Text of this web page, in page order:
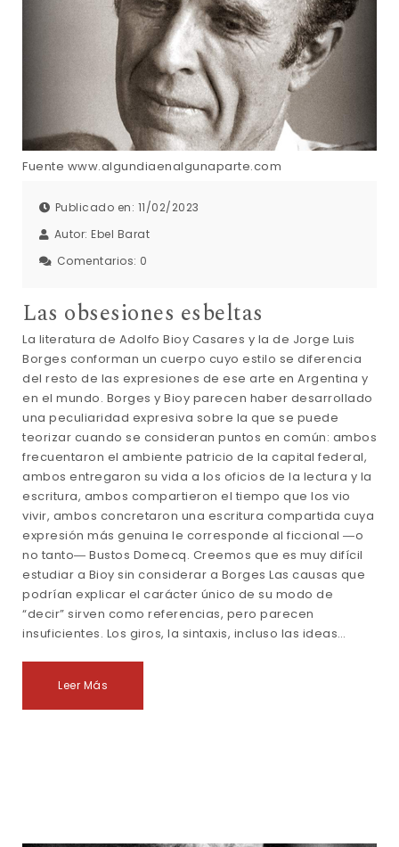
Fuente www.algundiaenalgunaparte.com
Publicado en: 11/02/2023
Autor: Ebel Barat
Comentarios: 0
Las obsesiones esbeltas
La literatura de Adolfo Bioy Casares y la de Jorge Luis
Borges conforman un cuerpo cuyo estilo se diferencia
del resto de las expresiones de ese arte en Argentina y
en el mundo. Borges y Bioy parecen haber desarrollado
una peculiaridad expresiva sobre la que se puede
teorizar cuando se consideran puntos en común: ambos
frecuentaron el ambiente patricio de la capital federal,
ambos entregaron su vida a los oficios de la lectura y la
escritura, ambos compartieron el tiempo que los vio
vivir, ambos concretaron una escritura compartida cuya
expresión más genuina le corresponde al ficcional ―o
no tanto― Bustos Domecq. Creemos que es muy difícil
estudiar a Bioy sin considerar a Borges Las causas que
podrían explicar el carácter único de su modo de
“decir” sirven como referencias, pero parecen
insuficientes. Los giros, la sintaxis, incluso las ideas…
Leer Más